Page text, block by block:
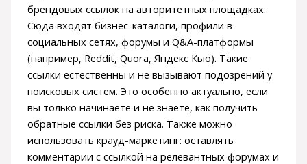
брендовых ссылок на авторитетных площадках.
Сюда входят бизнес-каталоги, профили в
социальных сетях, форумы и Q&A-платформы
(например, Reddit, Quora, Яндекс Кью). Такие
ссылки естественны и не вызывают подозрений у
поисковых систем. Это особенно актуально, если
вы только начинаете и не знаете, как получить
обратные ссылки без риска. Также можно
использовать крауд-маркетинг: оставлять
комментарии с ссылкой на релевантных форумах и